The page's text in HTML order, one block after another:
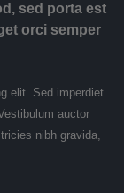
sed porta est
orci semper
elit. Sed imperdiet
auctor
nibh gravida,